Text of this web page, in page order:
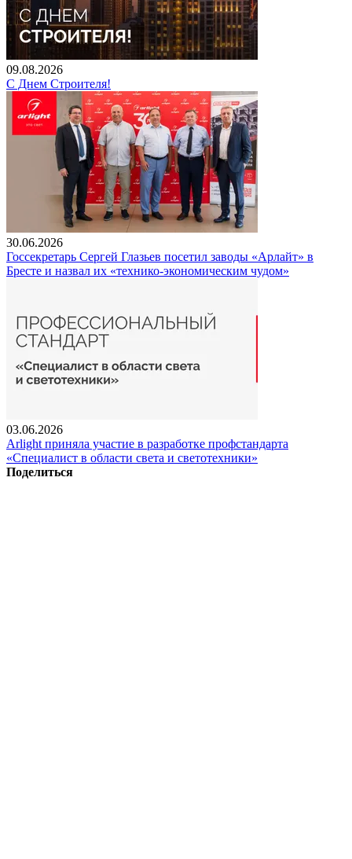
09.08.2026
С Днем Строителя!
30.06.2026
Госсекретарь Сергей Глазьев посетил заводы «Арлайт» в
Бресте и назвал их «технико-экономическим чудом»
03.06.2026
Arlight приняла участие в разработке профстандарта
«Специалист в области света и светотехники»
Поделиться